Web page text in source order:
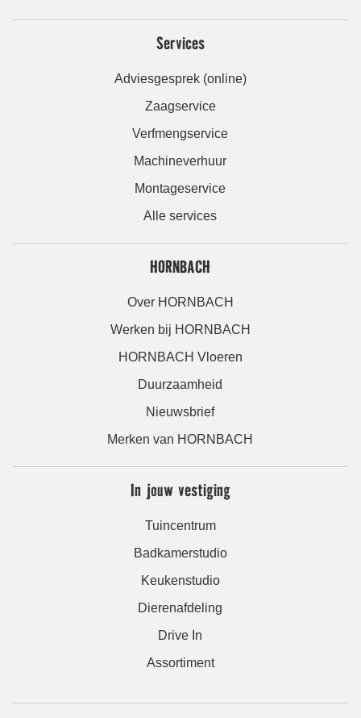
Services
Adviesgesprek (online)
Zaagservice
Verfmengservice
Machineverhuur
Montageservice
Alle services
HORNBACH
Over HORNBACH
Werken bij HORNBACH
HORNBACH Vloeren
Duurzaamheid
Nieuwsbrief
Merken van HORNBACH
In jouw vestiging
Tuincentrum
Badkamerstudio
Keukenstudio
Dierenafdeling
Drive In
Assortiment